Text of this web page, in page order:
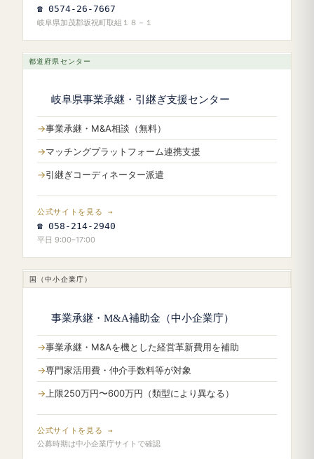
☎ 0574-26-7667
岐阜県加茂郡坂祝町取組１８－１
都道府県センター
岐阜県事業承継・引継ぎ支援センター
事業承継・M&A相談（無料）
マッチングプラットフォーム連携支援
引継ぎコーディネーター派遣
公式サイトを見る →
☎ 058-214-2940
平日 9:00–17:00
国（中小企業庁）
事業承継・M&A補助金（中小企業庁）
事業承継・M&Aを機とした経営革新費用を補助
専門家活用費・仲介手数料等が対象
上限250万円〜600万円（類型により異なる）
公式サイトを見る →
公募時期は中小企業庁サイトで確認